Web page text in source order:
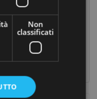
82,00 €
Non
classificati